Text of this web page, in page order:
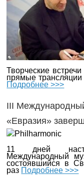
Творческие
прямые трансляции
Подробнее >>>
III
«Евразия»
11 дней
Международный
состоявшийся в
раз Подробнее >>>